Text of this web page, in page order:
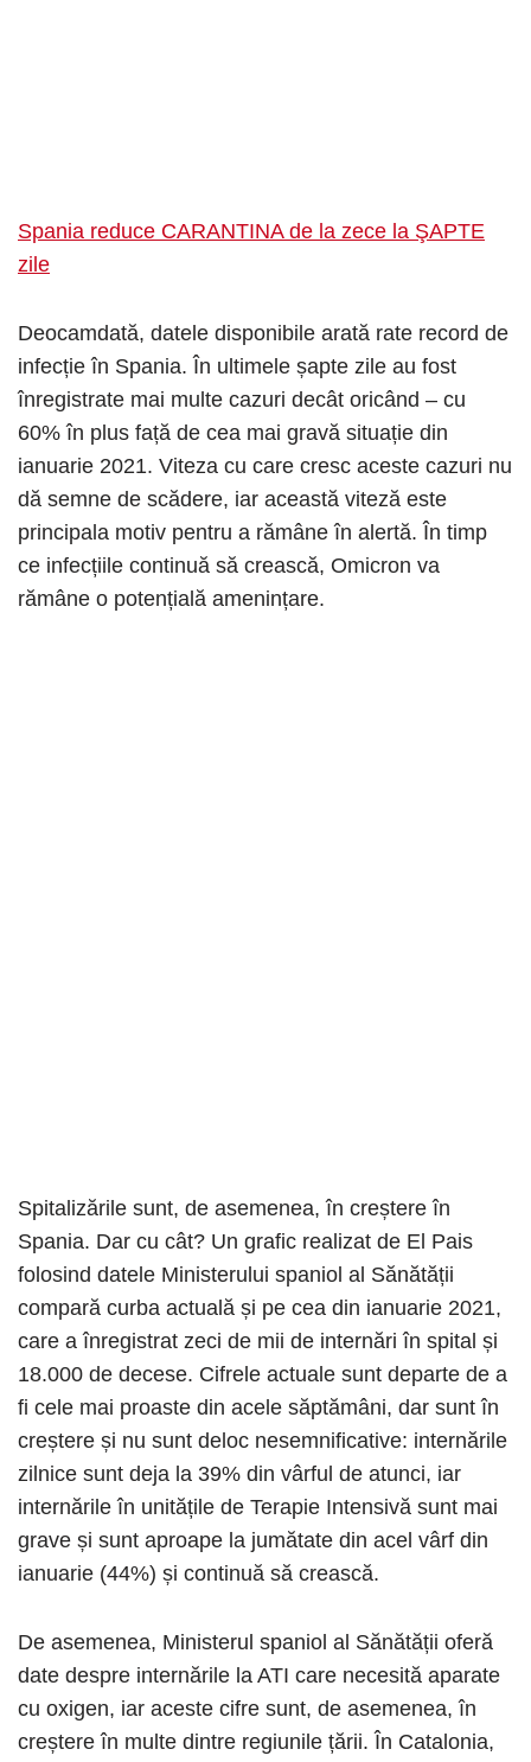
Spania reduce CARANTINA de la zece la ŞAPTE
zile
Deocamdată, datele disponibile arată rate record de
infecție în Spania. În ultimele șapte zile au fost
înregistrate mai multe cazuri decât oricând – cu
60% în plus față de cea mai gravă situație din
ianuarie 2021. Viteza cu care cresc aceste cazuri nu
dă semne de scădere, iar această viteză este
principala motiv pentru a rămâne în alertă. În timp
ce infecțiile continuă să crească, Omicron va
rămâne o potențială amenințare.
Spitalizările sunt, de asemenea, în creștere în
Spania. Dar cu cât? Un grafic realizat de El Pais
folosind datele Ministerului spaniol al Sănătății
compară curba actuală și pe cea din ianuarie 2021,
care a înregistrat zeci de mii de internări în spital și
18.000 de decese. Cifrele actuale sunt departe de a
fi cele mai proaste din acele săptămâni, dar sunt în
creștere și nu sunt deloc nesemnificative: internările
zilnice sunt deja la 39% din vârful de atunci, iar
internările în unitățile de Terapie Intensivă sunt mai
grave și sunt aproape la jumătate din acel vârf din
ianuarie (44%) și continuă să crească.
De asemenea, Ministerul spaniol al Sănătății oferă
date despre internările la ATI care necesită aparate
cu oxigen, iar aceste cifre sunt, de asemenea, în
creștere în multe dintre regiunile țării. În Catalonia,